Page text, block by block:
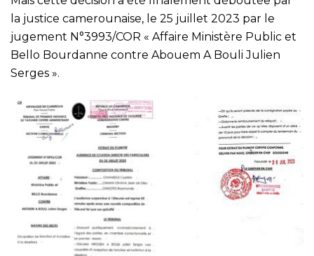
la justice camerounaise, le 25 juillet 2023 par le
jugement N°3993/COR « Affaire Ministère Public et
Bello Bourdanne contre Abouem A Bouli Julien
Serges ».